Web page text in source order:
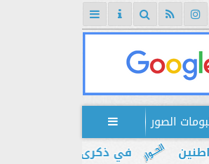
الصور

في ذكرى يوليو.. إبراهيم ضيف: